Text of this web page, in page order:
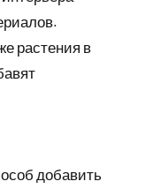
растения в
добавить